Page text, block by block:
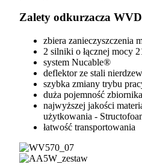
Zalety odkurzacza
zbiera zanieczyszczenia
2 silniki o łącznej mocy
system Nucable®
deflektor ze stali
szybka zmiany trybu
duża pojemność zbiornika
najwyższej jakości
użytkowania -
łatwość transportowania